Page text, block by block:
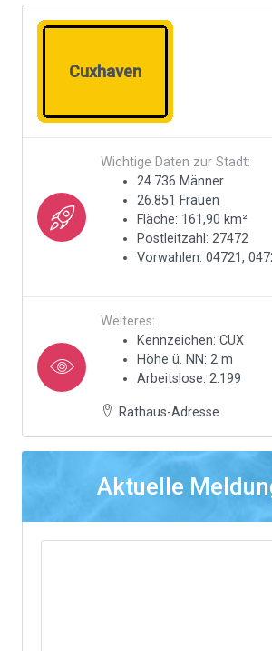
Cuxhaven
Wichtige Daten zur Stadt:
24.736 Männer
26.851 Frauen
Fläche: 161,90 km²
Postleitzahl: 27472
Vorwahlen: 04721,
Weiteres:
Kennzeichen: CUX
Höhe ü. NN: 2 m
Arbeitslose: 2.199
Rathaus-Adresse
Aktuelle